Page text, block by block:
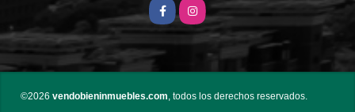
FacebookInstagram
©2026 vendobieninmuebles.com, todos los derechos reservados.